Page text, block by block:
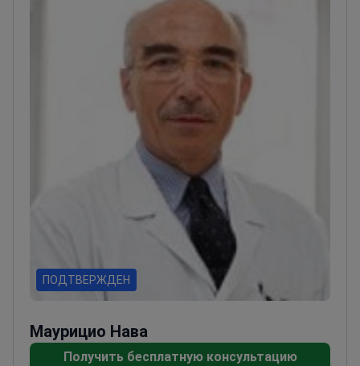
ПОДТВЕРЖДЕН
Маурицио Нава
Получить бесплатную консультацию